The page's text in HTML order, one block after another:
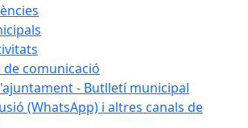
de comunicació
- Butlletí municipal
(WhatsApp) i altres canals de